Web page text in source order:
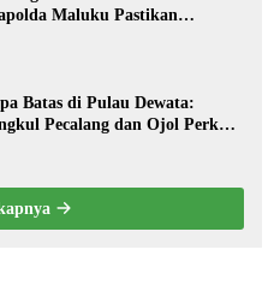
Maluku Pastikan
Batas di Pulau Dewata:
Pecalang dan Ojol Perkuat